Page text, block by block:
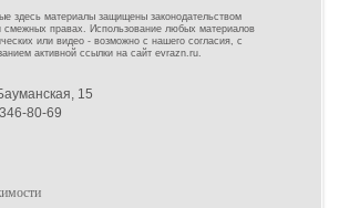
здесь материалы защищены законодательством
смежных правах. Использование любых материалов
или видео - возможно с нашего согласия, с
активной ссылки на сайт evrazn.ru.
15
80-69